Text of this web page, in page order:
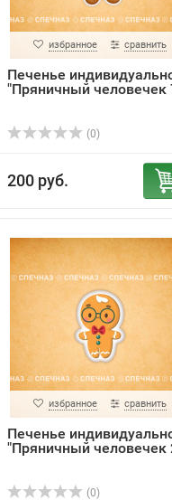
избранное сравнить
Печенье
"Пряничный человечек
(0)
200 руб.
избранное сравнить
Печенье
"Пряничный человечек
(0)